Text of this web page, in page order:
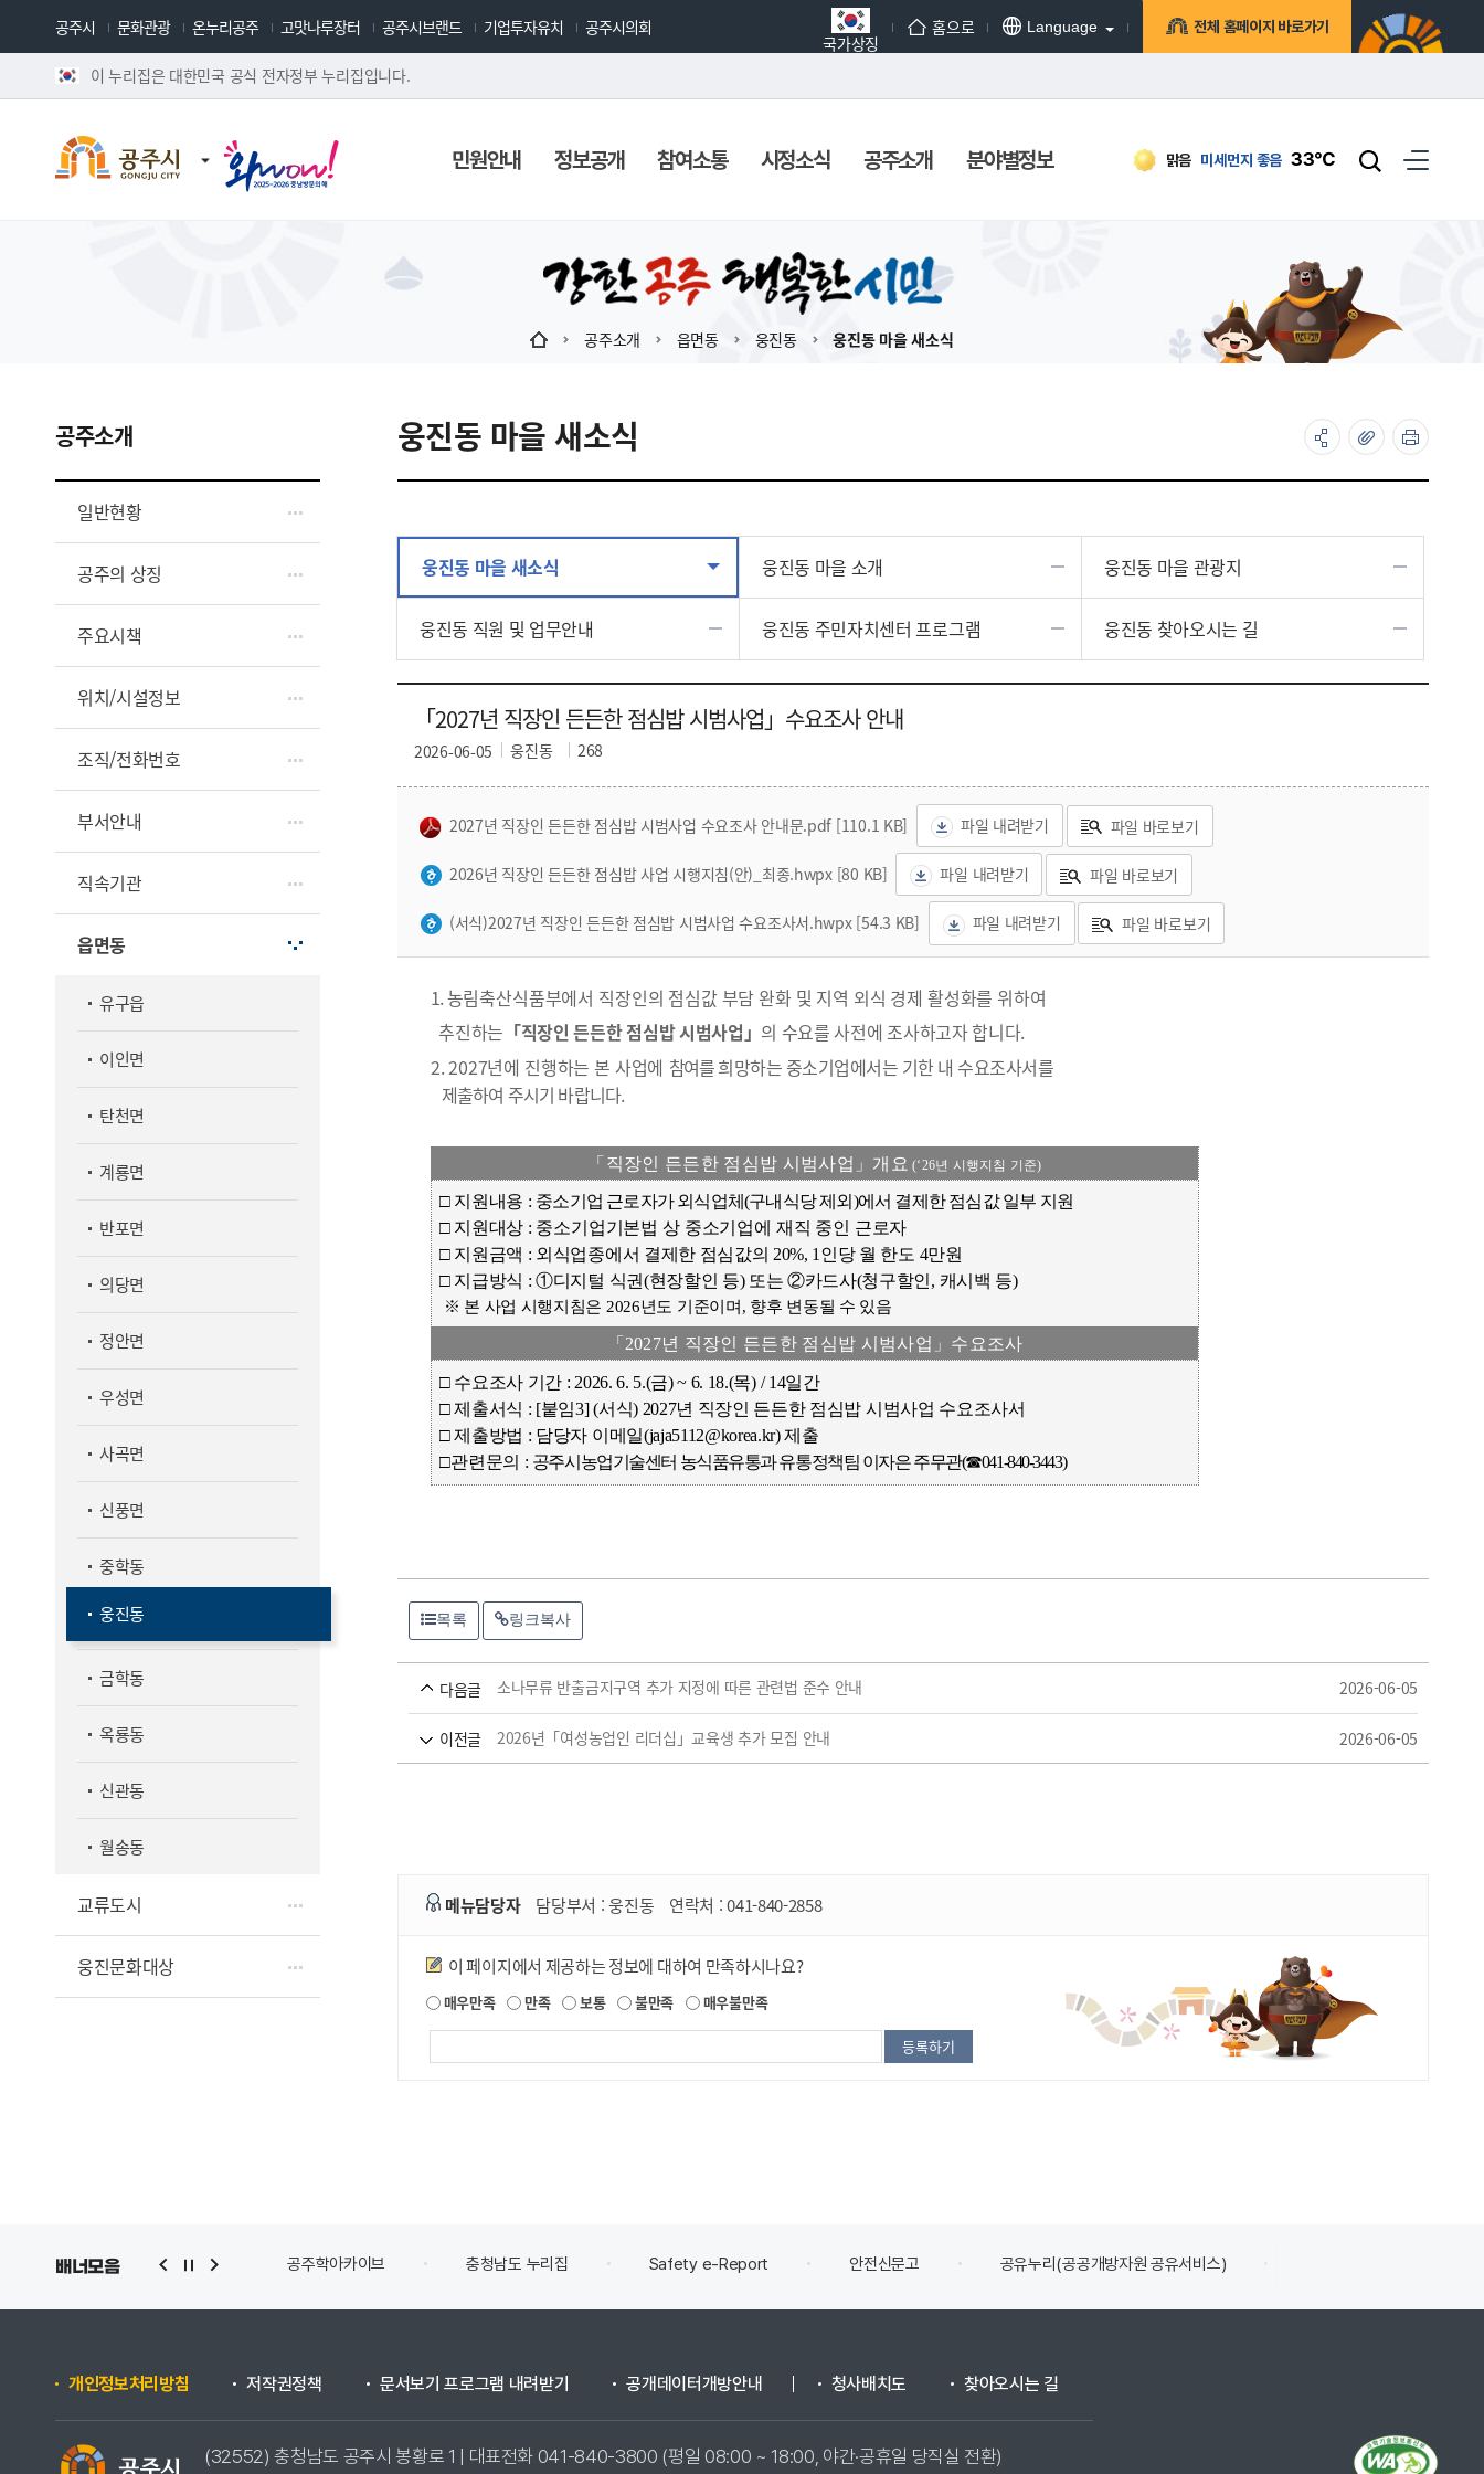
공주시 문화관광 온누리공주 고맛나루장터 공주시브랜드 기업투자유치 공주시의회
국가상징
홈으로 Language 전체 홈페이지 바로가기
이 누리집은 대한민국 공식 전자정부 누리집입니다.
맑음 미세먼지 좋음 33℃
민원안내 정보공개 참여소통 시정소식 공주소개 분야별정보
공주소개 읍면동 웅진동 웅진동 마을 새소식
공주소개
일반현황
공주의 상징
주요시책
위치/시설정보
조직/전화번호
부서안내
직속기관
읍면동
유구읍
이인면
탄천면
계룡면
반포면
의당면
정안면
우성면
사곡면
신풍면
중학동
웅진동
금학동
옥룡동
신관동
월송동
교류도시
웅진문화대상
웅진동 마을 새소식
웅진동 마을 새소식 웅진동 마을 소개 웅진동 마을 관광지
웅진동 직원 및 업무안내 웅진동 주민자치센터 프로그램 웅진동 찾아오시는 길
「2027년 직장인 든든한 점심밥 시범사업」수요조사 안내
웅진동 268
2026-06-05
2027년 직장인 든든한 점심밥 시범사업 수요조사 안내문.pdf [110.1 KB] 파일 내려받기 파일 바로보기
2026년 직장인 든든한 점심밥 사업 시행지침(안)_최종.hwpx [80 KB] 파일 내려받기 파일 바로보기
(서식)2027년 직장인 든든한 점심밥 시범사업 수요조사서.hwpx [54.3 KB] 파일 내려받기 파일 바로보기
1.농림축산식품부에서 직장인의 점심값 부담 완화 및 지역 외식 경제 활성화를 위하여
추진하는 「직장인 든든한 점심밥 시범사업」 의 수요를 사전에 조사하고자 합니다.
2.2027년에 진행하는 본 사업에 참여를희망하는 중소기업에서는 기한 내 수요조사서를
제출하여 주시기 바랍니다.
「직장인 든든한 점심밥 시범사업」개요 (‘26년 시행지침 기준)
□ 지원내용 : 중소기업 근로자가 외식업체(구내식당 제외)에서 결제한 점심값 일부 지원
□ 지원대상 : 중소기업기본법 상 중소기업에 재직 중인 근로자
□ 지원금액 : 외식업종에서 결제한 점심값의 20%, 1인당 월 한도 4만원
□ 지급방식 : ①디지털 식권(현장할인 등) 또는 ②카드사(청구할인, 캐시백 등)
※ 본 사업 시행지침은 2026년도 기준이며, 향후 변동될 수 있음
「2027년 직장인 든든한 점심밥 시범사업」수요조사
□ 수요조사 기간 : 2026. 6. 5.(금) ~ 6. 18.(목) / 14일간
□ 제출서식 : [붙임3] (서식) 2027년 직장인 든든한 점심밥 시범사업 수요조사서
□ 제출방법 : 담당자 이메일(jaja5112@korea.kr) 제출
□관련문의 : 공주시농업기술센터 농식품유통과 유통정책팀 이자은 주무관(☎041-840-3443)
목록 링크복사
다음글 소나무류 반출금지구역 추가 지정에 따른 관련법 준수 안내 2026-06-05
이전글 2026년「여성농업인 리더십」교육생 추가 모집 안내 2026-06-05
메뉴담당자 담당부서 :웅진동 연락처 :041-840-2858
만족도조사
이 페이지에서 제공하는 정보에 대하여 만족하시나요?
매우만족 만족 보통 불만족 매우불만족
배너모음 공주학아카이브 충청남도 누리집 Safety e-Report 안전신문고 공유누리(공공개방자원 공유서비스)
개인정보처리방침 저작권정책 문서보기 프로그램 내려받기 공개데이터개방안내 청사배치도 찾아오시는 길
(32552) 충청남도 공주시 봉황로 1 | 대표전화 041-840-3800 (평일 08:00 ~ 18:00, 야간·공휴일 당직실 전환)